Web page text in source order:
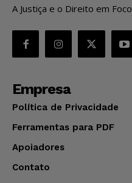
A Justiça e o Direito em Foco
Empresa
Política de Privacidade
Ferramentas para PDF
Apoiadores
Contato